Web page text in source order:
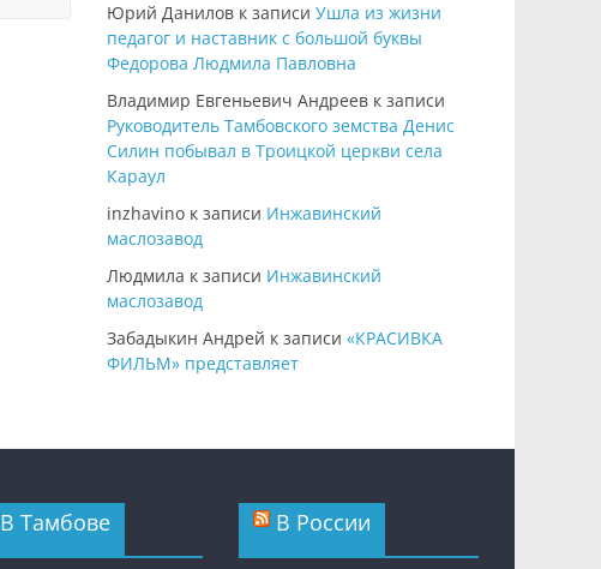
Юрий Данилов к записи Ушла из жизни
педагог и наставник с большой буквы
Федорова Людмила Павловна
Владимир Евгеньевич Андреев к записи
Руководитель Тамбовского земства Денис
Силин побывал в Троицкой церкви села
Караул
inzhavino к записи Инжавинский
маслозавод
Людмила к записи Инжавинский
маслозавод
Забадыкин Андрей к записи «КРАСИВКА
ФИЛЬМ» представляет
В Тамбове В России